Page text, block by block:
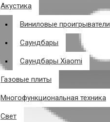
Акустика
Виниловые проигрыватели
Саундбары
Саундбары Xiaomi
Газовые плиты
Многофункциональная техника
Свет